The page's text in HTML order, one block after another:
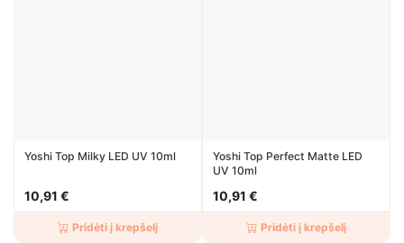
Yoshi Top Milky LED UV 10ml
10,91 €
Pridėti į krepšelį
Yoshi Top Perfect Matte LED
UV 10ml
10,91 €
Pridėti į krepšelį